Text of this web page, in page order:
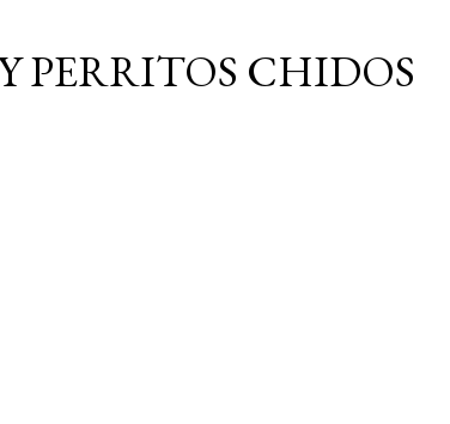
PERRITOS CHIDOS